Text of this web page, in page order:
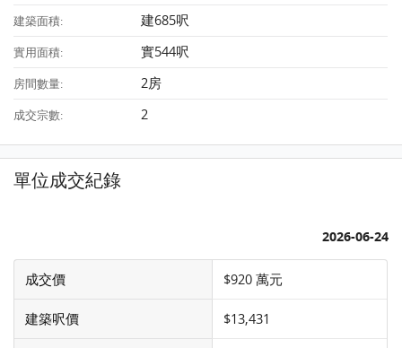
建築面積: 建685呎
實用面積: 實544呎
房間數量: 2房
成交宗數: 2
單位成交紀錄
2026-06-24
成交價 $920 萬元
建築呎價 $13,431